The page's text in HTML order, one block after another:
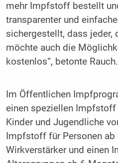
mehr Impfstoff bestellt
transparenter und
sichergestellt, dass jeder,
möchte auch die
kostenlos“, betonte Rauch.
Im Öffentlichen
einen speziellen
Kinder und Jugendliche
Impfstoff für Personen
Wirkverstärker und einen